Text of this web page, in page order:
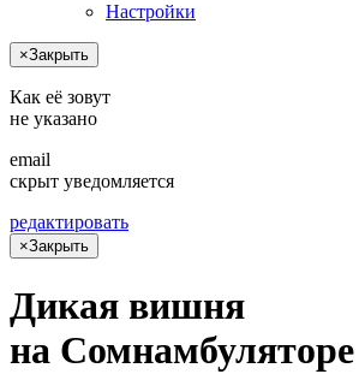
Настройки
×Закрыть
Как её зовут
не указано
email
скрыт уведомляется
редактировать
×Закрыть
Ди­кая виш­ня
на Сом­намбу­лято­ре